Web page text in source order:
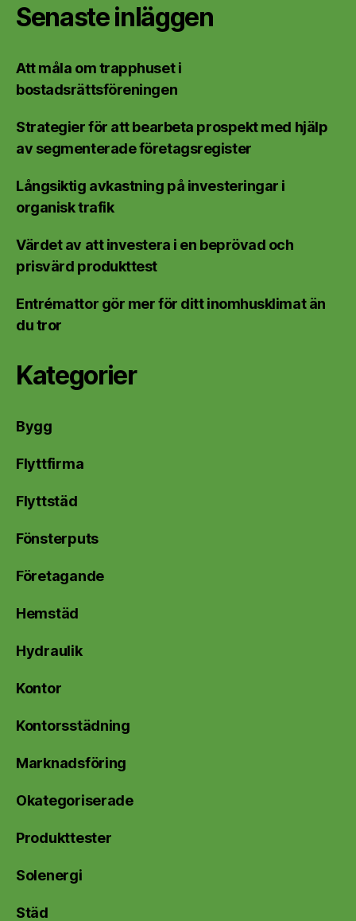
Senaste inläggen
Att måla om trapphuset i
bostadsrättsföreningen
Strategier för att bearbeta prospekt med hjälp
av segmenterade företagsregister
Långsiktig avkastning på investeringar i
organisk trafik
Värdet av att investera i en beprövad och
prisvärd produkttest
Entrémattor gör mer för ditt inomhusklimat än
du tror
Kategorier
Bygg
Flyttfirma
Flyttstäd
Fönsterputs
Företagande
Hemstäd
Hydraulik
Kontor
Kontorsstädning
Marknadsföring
Okategoriserade
Produkttester
Solenergi
Städ